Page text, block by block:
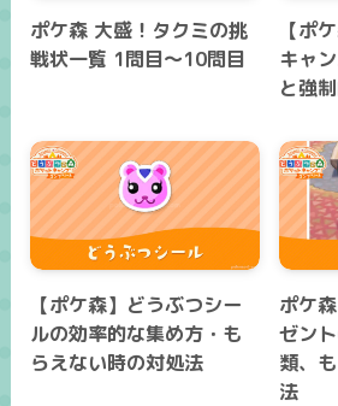
ポケ森 大盛！タクミの挑
戦状一覧 1問目～10問目
【ポ
キャ
と強
【ポケ森】どうぶつシー
ルの効率的な集め方・も
らえない時の対処法
ポケ
ゼン
類、
法